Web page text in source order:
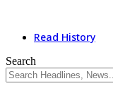
Read History
Search